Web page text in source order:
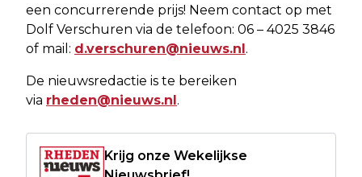
een concurrerende prijs! Neem contact op met
Dolf Verschuren via de telefoon: 06 – 4025 3846
of mail: d.verschuren@nieuws.nl .
De nieuwsredactie is te bereiken
via rheden@nieuws.nl .
Krijg onze Wekelijkse